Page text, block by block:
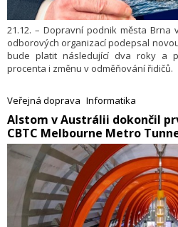
21.12. – Dopravní podnik města Brna
odborových organizací podepsal
bude platit následující dva roky a
procenta i změnu v odměňování řidičů.
Veřejná doprava Informatika
​Alstom v Austrálii dokončil
CBTC Melbourne Metro